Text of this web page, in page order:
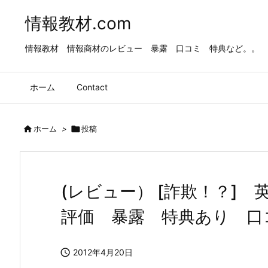
情報教材.com
情報教材 情報商材のレビュー 暴露 口コミ 特典など。。
ホーム Contact
ホーム > 投稿
(レビュー） [詐欺！？]
評価 暴露 特典あり 口
 2012年4月20日